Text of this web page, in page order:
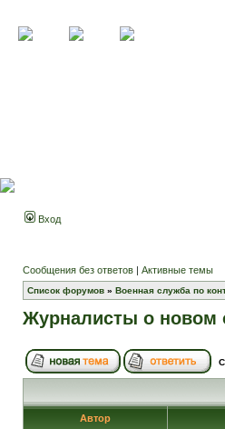
Вход
Сообщения без ответов | Активные темы
Список форумов » Военная служба по
Журналисты о новом
Автор